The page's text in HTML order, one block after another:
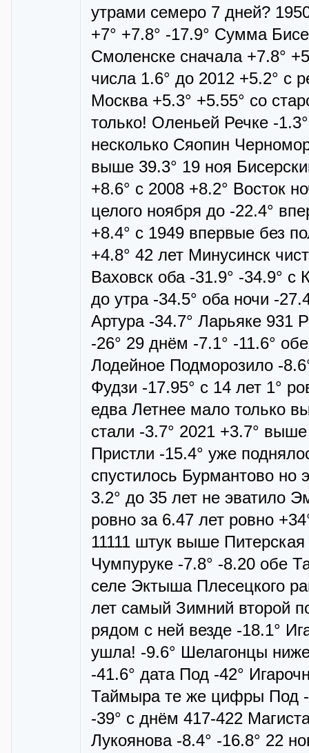
утрами семеро 7 дней?
+7° +7.8° -17.9° Сумма
Смоленске сначала +7.8°
числа 1.6° до 2012 +5.2° с
Москва +5.3° +5.55° со
только! Оленьей Речке -
несколько Сяопин
выше 39.3° 19 ноя
+8.6° с 2008 +8.2° Восток
целого ноября до -22.4°
+8.4° с 1949 впервые без
+4.8° 42 лет Минусинск
Ваховск оба -31.9° -34.9° с
до утра -34.5° оба ночи -
Артура -34.7° Ларьяке 931
-26° 29 днём -7.1° -11.6°
Лодейное Подморозило -
Фудзи -17.95° с 14 лет 1°
едва Летнее мало только
стали -3.7° 2021 +3.7°
Пристли -15.4° уже
спустилось Бурмантово но
3.2° до 35 лет не эватило
ровно за 6.47 лет ровно
11111 штук выше
Чумпуруке -7.8° -8.20 обе
селе Эктыша Плесецкого
лет самый Зимний второй
рядом с ней везде -18.1°
ушла! -9.6° Шелагонцы
-41.6° дата Под -42°
Таймыра те же цифры Под -
-39° с днём 417-422
Лукоянова -8.4° -16.8° 22